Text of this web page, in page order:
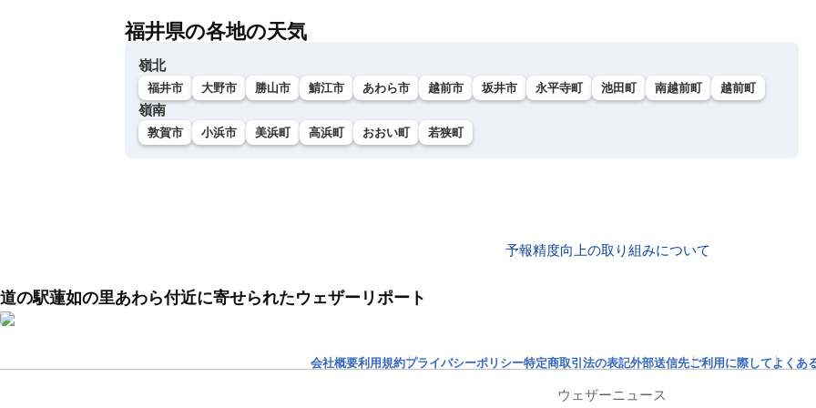
福井県の各地の天気
嶺北
福井市 大野市 勝山市 鯖江市 あわら市 越前市 坂井市 永平寺町 池田町 南越前町 越前町
嶺南
敦賀市 小浜市 美浜町 高浜町 おおい町 若狭町
予報精度向上の取り組みについて
道の駅蓮如の里あわら付近に寄せられたウェザーリポート
会社概要利用規約プライバシーポリシー特定商取引法の表記外部送信先ご利用に際してよくあ
ウェザーニュース